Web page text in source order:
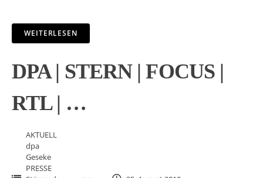
WEITERLESEN
DPA | STERN | FOCUS |
RTL | …
AKTUELL
dpa
Geseke
PRESSE